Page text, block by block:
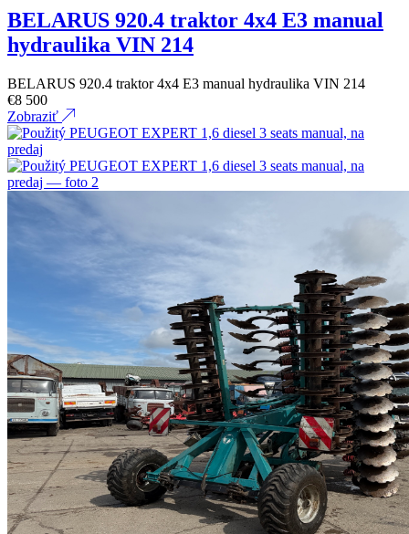
BELARUS 920.4 traktor 4x4 E3 manual
hydraulika VIN 214
BELARUS 920.4 traktor 4x4 E3 manual hydraulika VIN 214
€8 500
Zobraziť